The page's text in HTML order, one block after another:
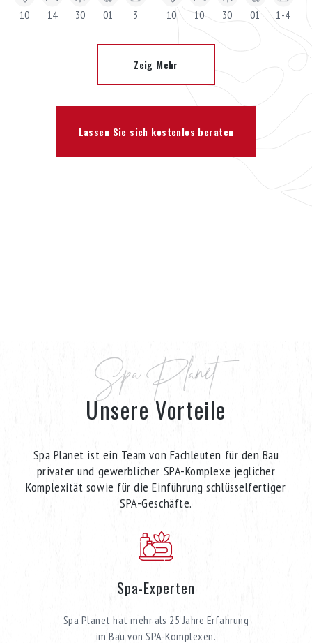
10 14 30 01 3 10 10 30 01 1-4
Zeig Mehr
Lassen Sie sich kostenlos beraten
Spa Planet
Unsere Vorteile
Spa Planet ist ein Team von Fachleuten für den Bau
privater und gewerblicher SPA-Komplexe jeglicher
Komplexität sowie für die Einführung schlüsselfertiger
SPA-Geschäfte.
Spa-Experten
Spa Planet hat mehr als 25 Jahre Erfahrung
im Bau von SPA-Komplexen.